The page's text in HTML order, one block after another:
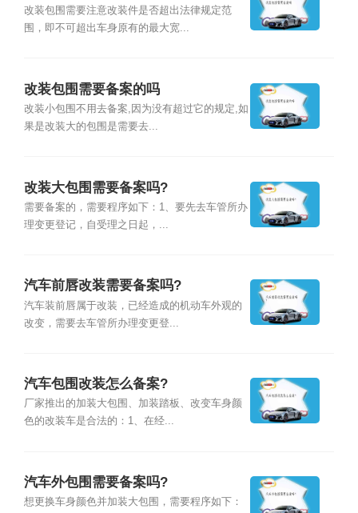
改装包围需要注意改装件是否超出法律规定范
围，即不可超出车身原有的最大宽...
改装包围需要备案的吗
改装小包围不用去备案,因为没有超过它的规定,如
果是改装大的包围是需要去...
改装大包围需要备案吗?
需要备案的，需要程序如下：1、要先去车管所办
理变更登记，自受理之日起，...
汽车前唇改装需要备案吗?
汽车装前唇属于改装，已经造成的机动车外观的
改变，需要去车管所办理变更登...
汽车包围改装怎么备案?
厂家推出的加装大包围、加装踏板、改变车身颜
色的改装车是合法的：1、在经...
汽车外包围需要备案吗?
想更换车身颜色并加装大包围，需要程序如下：